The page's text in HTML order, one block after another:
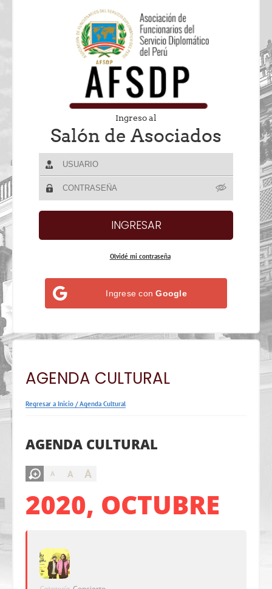
Ingreso al
Salón de Asociados
Olvidé mi contraseña
Ingrese conGoogle
AGENDA CULTURAL
Regresar a Inicio /Agenda Cultural
AGENDA CULTURAL
A A A
2020, OCTUBRE